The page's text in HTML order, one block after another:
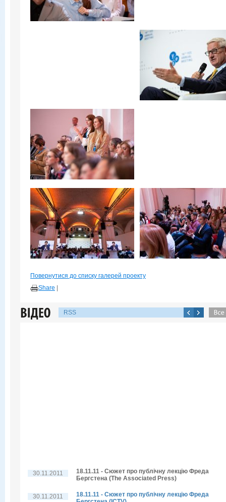
Повернутися до списку галерей проекту
Share
RSS
30.11.2011
18.11.11 - Сюжет про публічну лекцію Фреда
Бергстена (The Associated Press)
30.11.2011
18.11.11 - Сюжет про публічну лекцію Фреда